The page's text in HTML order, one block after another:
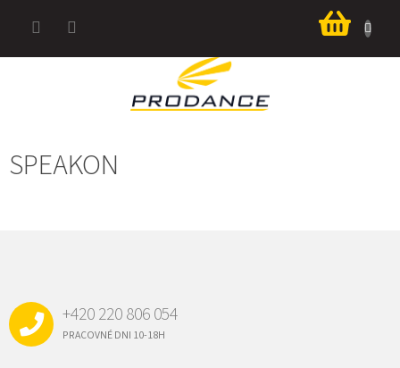
košík
SPEAKON
+420 220 806 054
PRACOVNÉ DNI 10-18H